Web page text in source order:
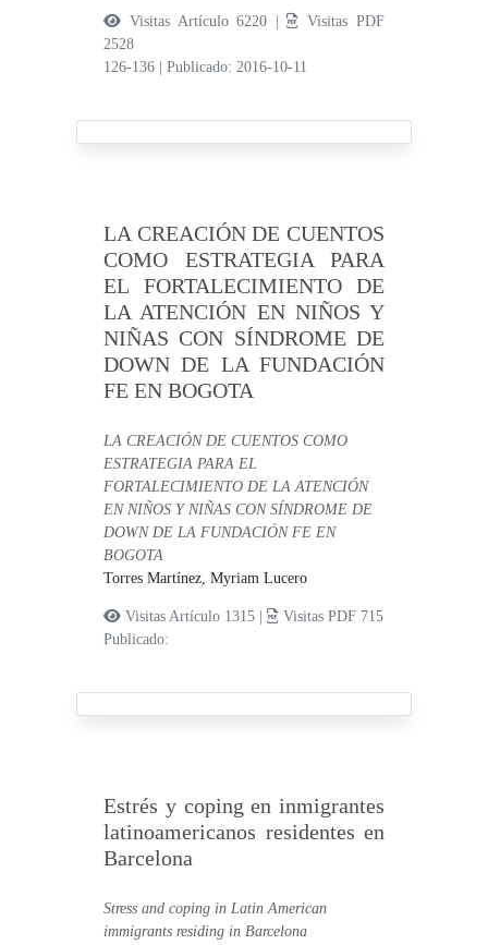
Visitas Artículo 6220 |
Visitas PDF
2528
126-136
|Publicado: 2016-10-11
LA CREACIÓN DE CUENTOS
COMO ESTRATEGIA PARA
EL FORTALECIMIENTO DE
LA ATENCIÓN EN NIÑOS Y
NIÑAS CON SÍNDROME DE
DOWN DE LA FUNDACIÓN
FE EN BOGOTA
LA CREACIÓN DE CUENTOS COMO
ESTRATEGIA PARA EL
FORTALECIMIENTO DE LA ATENCIÓN
EN NIÑOS Y NIÑAS CON SÍNDROME DE
DOWN DE LA FUNDACIÓN FE EN
BOGOTA
Torres Martínez, Myriam Lucero
Visitas Artículo 1315 |
Visitas PDF 715
Publicado:
Estrés y coping en inmigrantes
latinoamericanos residentes en
Barcelona
Stress and coping in Latin American
immigrants residing in Barcelona